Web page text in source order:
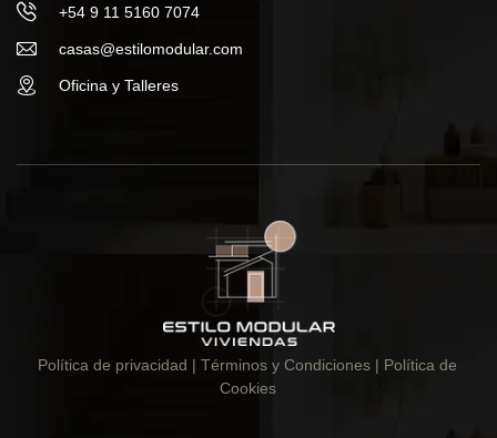
+54 9 11 5160 7074
casas@estilomodular.com
Oficina y Talleres
Política de privacidad | Términos y Condiciones | Política de
Cookies